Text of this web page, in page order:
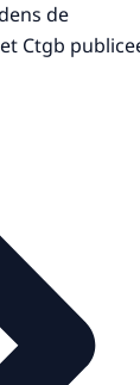
de
Ctgb